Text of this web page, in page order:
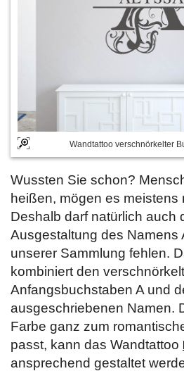
Wandtattoo verschnörkelter
Wussten Sie schon?
heißen, mögen es meistens
Deshalb darf natürlich auch
Ausgestaltung des Namens
unserer Sammlung fehlen.
kombiniert den
Anfangsbuchstaben A und
ausgeschriebenen Namen.
Farbe ganz zum
passt, kann das Wandtattoo
ansprechend gestaltet